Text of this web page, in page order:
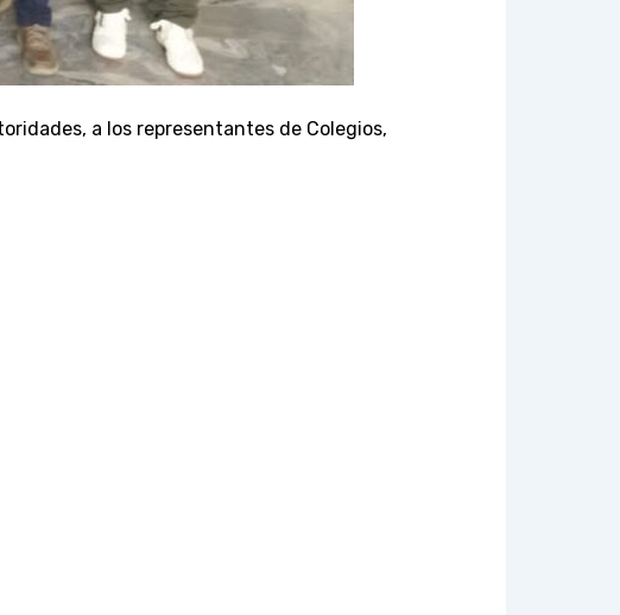
a los representantes de Colegios,